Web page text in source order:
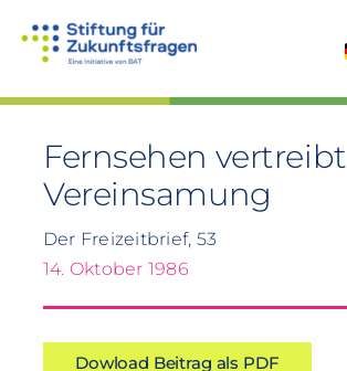
Inhalt
Fernsehen vertreibt
Vereinsamung
Der Freizeitbrief, 53
14. Oktober 1986
Dowload Beitrag als PDF